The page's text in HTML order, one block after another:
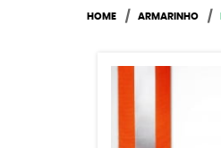
HOME ARMARINHO